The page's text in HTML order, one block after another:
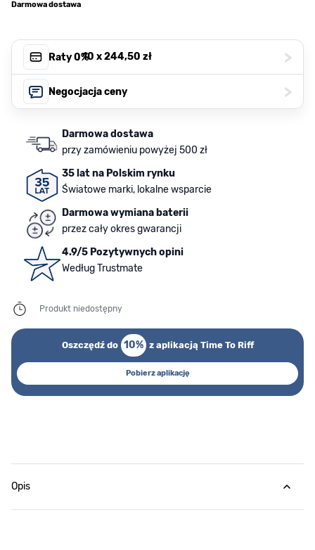
Darmowa dostawa
Raty 0%, 10 x244,50 zł >
Negocjacja ceny >
Darmowa dostawa
przy zamówieniu powyżej 500 zł
35 lat na Polskim rynku
Światowe marki, lokalne wsparcie
Darmowa wymiana baterii
przez cały okres gwarancji
4.9/5 Pozytywnych opini
Według Trustmate
Produkt niedostępny
Oszczędź do 10% z aplikacją Time To Riff
Pobierz aplikację
Opis